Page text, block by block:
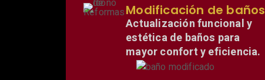
Modificación de baños
Actualización funcional y
estética de baños para
mayor confort y eficiencia.